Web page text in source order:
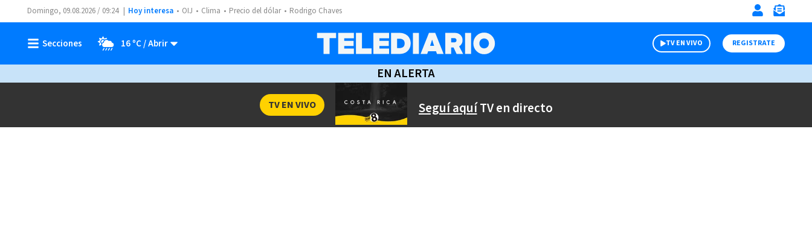
Domingo, 09.08.2026 / 09:24 Hoy interesa OIJ Clima Precio del dólar Rodrigo Chaves
16 ºC TV EN VIVO REGISTRATE
EN ALERTA
Seguí aquíTV en directo
TV EN VIVO